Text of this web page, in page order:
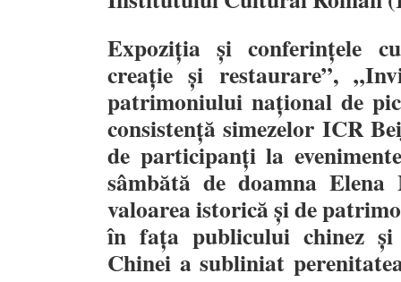
Expoziția și conferințele
creație și restaurare”,
patrimoniului național de
consistență simezelor ICR
de participanți la
sâmbătă de doamna
valoarea istorică și de
în fața publicului chinez
Chinei a subliniat